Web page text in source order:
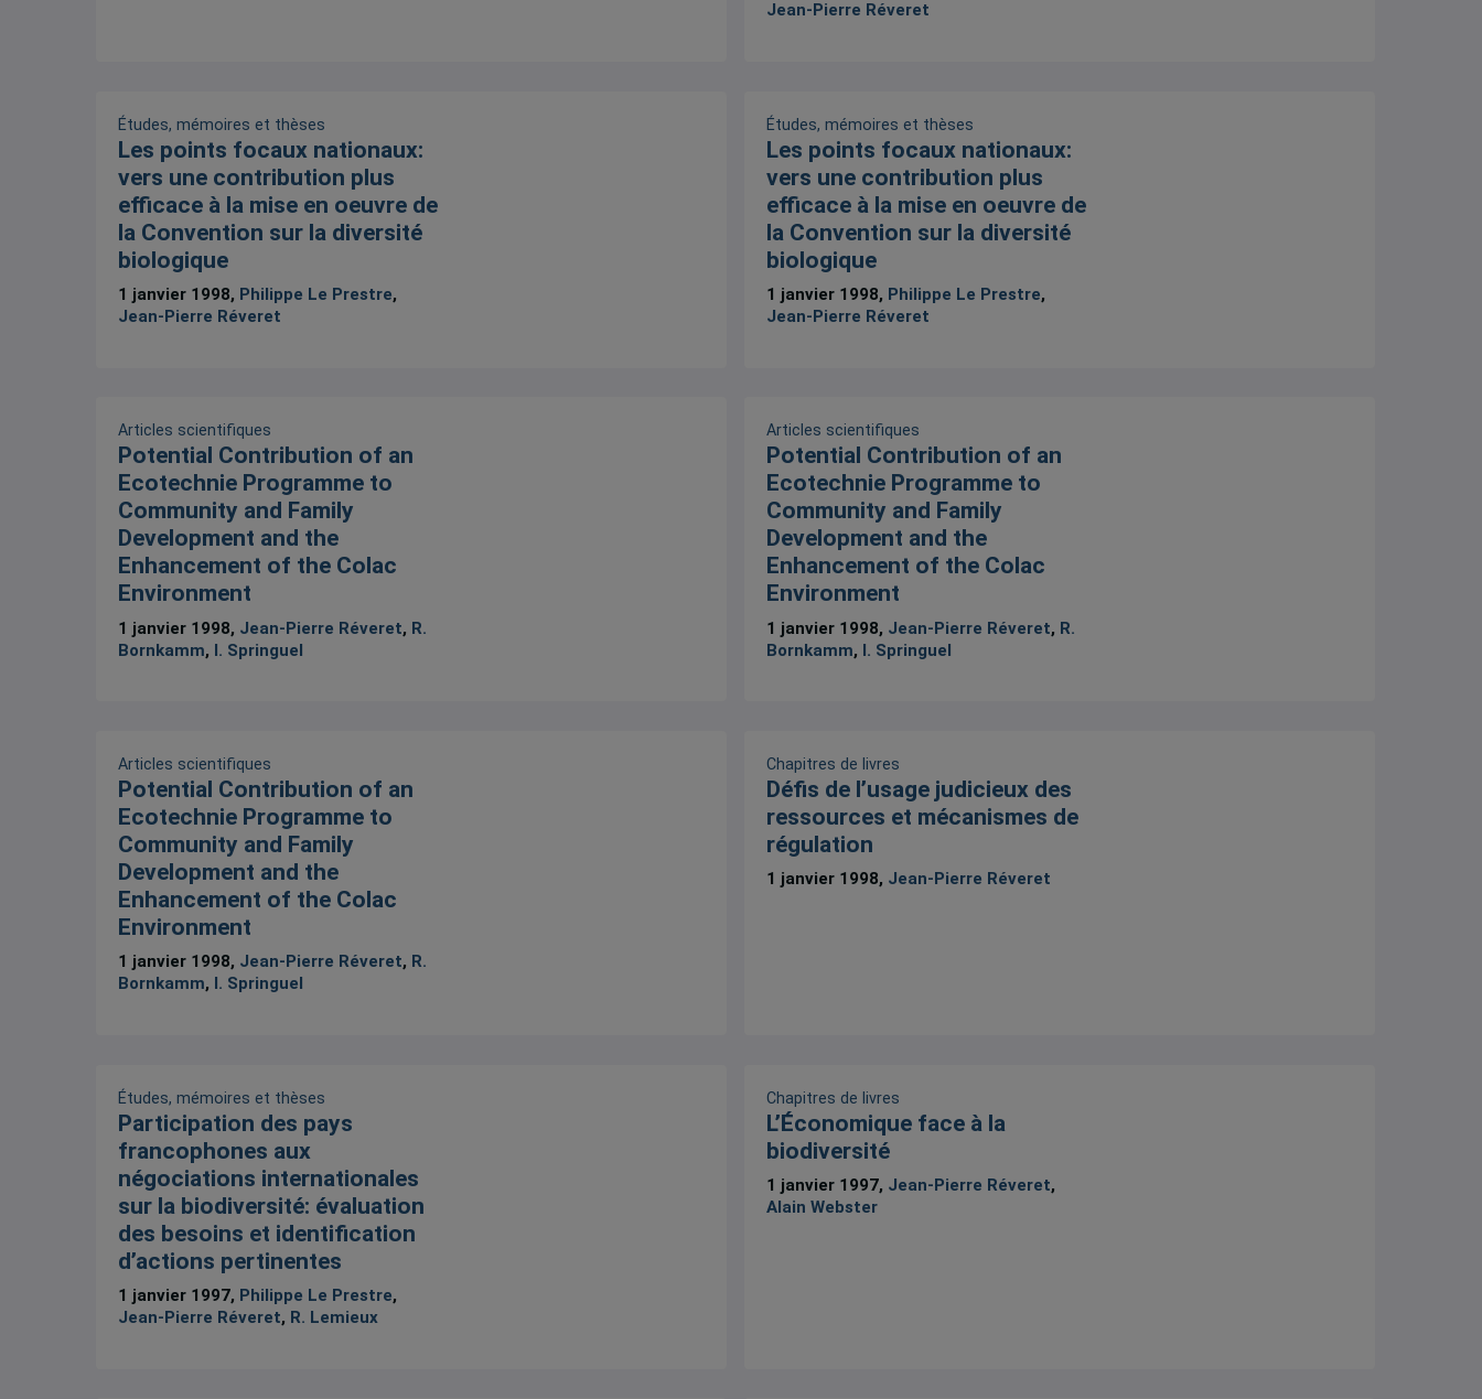
Jean-Pierre Réveret
Études, mémoires et thèses
Les points focaux nationaux:
vers une contribution plus
efficace à la mise en oeuvre de
la Convention sur la diversité
biologique
1 janvier 1998, Philippe Le Prestre,
Jean-Pierre Réveret
Études, mémoires et thèses
Les points focaux nationaux:
vers une contribution plus
efficace à la mise en oeuvre de
la Convention sur la diversité
biologique
1 janvier 1998, Philippe Le Prestre,
Jean-Pierre Réveret
Articles scientifiques
Potential Contribution of an
Ecotechnie Programme to
Community and Family
Development and the
Enhancement of the Colac
Environment
1 janvier 1998, Jean-Pierre Réveret, R.
Bornkamm, I. Springuel
Articles scientifiques
Potential Contribution of an
Ecotechnie Programme to
Community and Family
Development and the
Enhancement of the Colac
Environment
1 janvier 1998, Jean-Pierre Réveret, R.
Bornkamm, I. Springuel
Articles scientifiques
Potential Contribution of an
Ecotechnie Programme to
Community and Family
Development and the
Enhancement of the Colac
Environment
1 janvier 1998, Jean-Pierre Réveret, R.
Bornkamm, I. Springuel
Chapitres de livres
Défis de l’usage judicieux des
ressources et mécanismes de
régulation
1 janvier 1998, Jean-Pierre Réveret
Études, mémoires et thèses
Participation des pays
francophones aux
négociations internationales
sur la biodiversité: évaluation
des besoins et identification
d’actions pertinentes
1 janvier 1997, Philippe Le Prestre,
Jean-Pierre Réveret, R. Lemieux
Chapitres de livres
L’Économique face à la
biodiversité
1 janvier 1997, Jean-Pierre Réveret,
Alain Webster